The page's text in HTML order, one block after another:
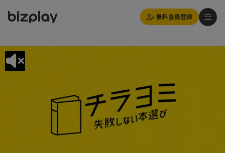
無料会員登録